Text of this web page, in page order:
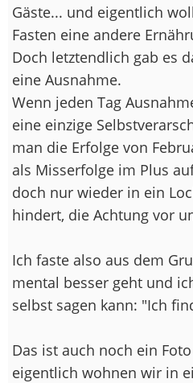
Gäste... und eigentlich
Fasten eine andere
Doch letztendlich gab es
eine Ausnahme.
Wenn jeden Tag
eine einzige
man die Erfolge von
als Misserfolge im Plus
doch nur wieder in ein
hindert, die Achtung vor
Ich faste also aus dem
mental besser geht und
selbst sagen kann: "Ich
Das ist auch noch ein
eigentlich wohnen wir in